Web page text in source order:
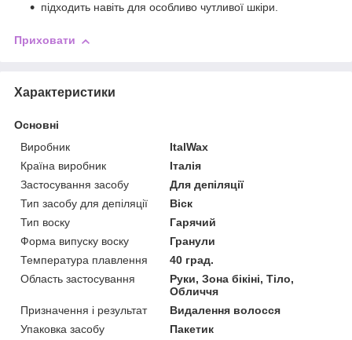
підходить навіть для особливо чутливої шкіри.
Приховати
Характеристики
Основні
Виробник
ItalWax
Країна виробник
Італія
Застосування засобу
Для депіляції
Тип засобу для депіляції
Віск
Тип воску
Гарячий
Форма випуску воску
Гранули
Температура плавлення
40 град.
Область застосування
Руки, Зона бікіні, Тіло,
Обличчя
Призначення і результат
Видалення волосся
Упаковка засобу
Пакетик